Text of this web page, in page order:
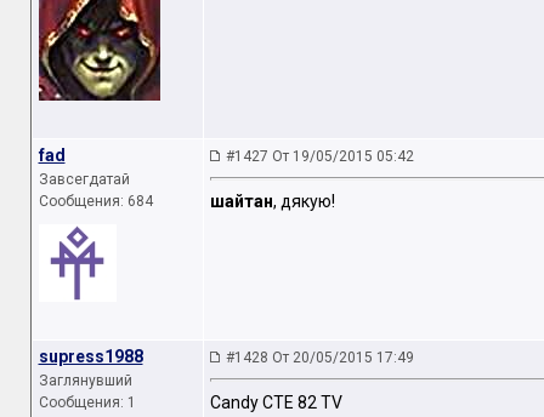
fad
Завсегдатай
Сообщения: 684
#1427 От 19/05/2015 05:42
шайтан, дякую!
supress1988
Заглянувший
Сообщения: 1
#1428 От 20/05/2015 17:49
Candy CTE 82 TV